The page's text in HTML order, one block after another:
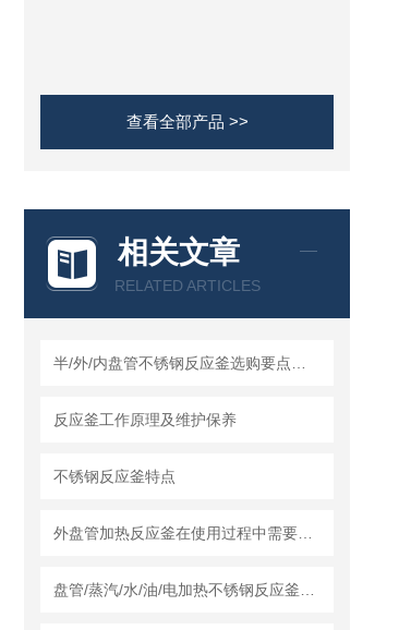
查看全部产品 >>
相关文章
RELATED ARTICLES
反应釜工作原理及维护保养
不锈钢反应釜特点